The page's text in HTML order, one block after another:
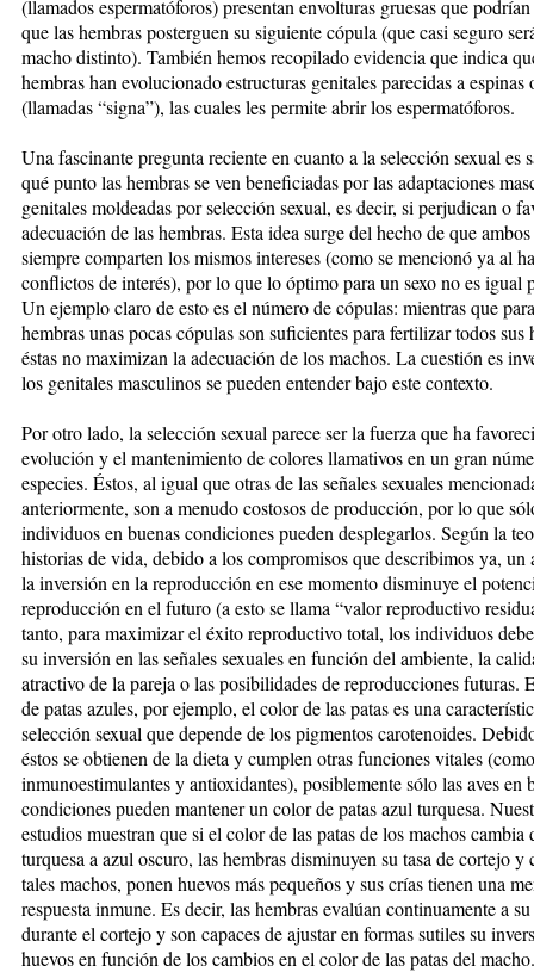
(llamados espermatóforos) presentan envolturas gruesas que
que las hembras posterguen su siguiente cópula (que casi seguro
macho distinto). También hemos recopilado evidencia que indica
hembras han evolucionado estructuras genitales parecidas a espinas
(llamadas “signa”), las cuales les permite abrir los espermatóforos.
Una fascinante pregunta reciente en cuanto a la selección sexual es
qué punto las hembras se ven beneficiadas por las adaptaciones
genitales moldeadas por selección sexual, es decir, si perjudican o
adecuación de las hembras. Esta idea surge del hecho de que ambos
siempre comparten los mismos intereses (como se mencionó ya al
conflictos de interés), por lo que lo óptimo para un sexo no es igual
Un ejemplo claro de esto es el número de cópulas: mientras que
hembras unas pocas cópulas son suficientes para fertilizar todos sus
éstas no maximizan la adecuación de los machos. La cuestión es
los genitales masculinos se pueden entender bajo este contexto.
Por otro lado, la selección sexual parece ser la fuerza que ha
evolución y el mantenimiento de colores llamativos en un gran
especies. Éstos, al igual que otras de las señales sexuales
anteriormente, son a menudo costosos de producción, por lo que
individuos en buenas condiciones pueden desplegarlos. Según la
historias de vida, debido a los compromisos que describimos ya, un
la inversión en la reproducción en ese momento disminuye el
reproducción en el futuro (a esto se llama “valor reproductivo
tanto, para maximizar el éxito reproductivo total, los individuos
su inversión en las señales sexuales en función del ambiente, la
atractivo de la pareja o las posibilidades de reproducciones futuras.
de patas azules, por ejemplo, el color de las patas es una
selección sexual que depende de los pigmentos carotenoides.
éstos se obtienen de la dieta y cumplen otras funciones vitales (como
inmunoestimulantes y antioxidantes), posiblemente sólo las aves en
condiciones pueden mantener un color de patas azul turquesa.
estudios muestran que si el color de las patas de los machos cambia
turquesa a azul oscuro, las hembras disminuyen su tasa de cortejo y
tales machos, ponen huevos más pequeños y sus crías tienen una
respuesta inmune. Es decir, las hembras evalúan continuamente a
durante el cortejo y son capaces de ajustar en formas sutiles su
huevos en función de los cambios en el color de las patas del macho.